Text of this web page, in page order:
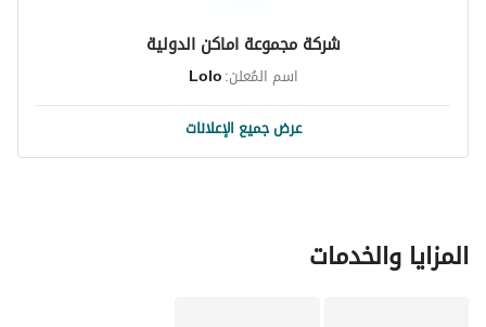
شركة مجموعة اماكن الدولية
اسم المُعلن:Lolo
عرض جميع الإعلانات
المزايا والخدمات